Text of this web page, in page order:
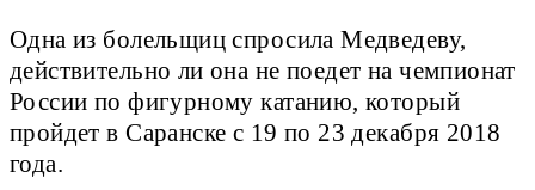
Одна из болельщиц спросила Медведеву,
действительно ли она не поедет на чемпионат
России по фигурному катанию, который
пройдет в Саранске с 19 по 23 декабря 2018
года.